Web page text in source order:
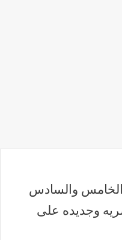
الخامس والسادس
وجديده على